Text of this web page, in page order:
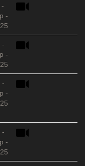
-
-
-
-
-
-
-
-